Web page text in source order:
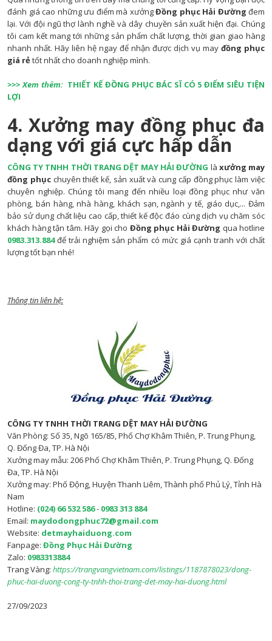
đánh giá cao những ưu điểm mà xưởngĐồng phục Hải Đường đem
lại. Với đội ngũ thợ lành nghề và dây chuyền sản xuất hiện đại. Chúng
tôi cam kết mang tới những sản phẩm chất lượng, thời gian giao hàng
nhanh nhất. Hãy liên hệ ngay để nhận được dịch vụ may đồng phục
giá rẻtốt nhất cho doanh nghiệp mình.
>>> Xem thêm: THIẾT KẾ ĐỒNG PHỤC BÁC SĨ CÓ 5 ĐIỂM SIÊU TIỆN
LỢI
4. Xưởng may đồng phục đa
dạng với giá cực hấp dẫn
CÔNG TY TNHH THỜI TRANG DỆT MAY HẢI ĐƯỜNG là xưởng may
đồng phục chuyên thiết kế, sản xuất và cung cấp đồng phục làm việc
chuyên nghiệp. Chúng tôi mang đến nhiều loại đồng phục như văn
phòng, bán hàng, nhà hàng, khách sạn, ngành y tế, giáo dục,... Đảm
bảo sử dụng chất liệu cao cấp, thiết kế độc đáo cùng dịch vụ chăm sóc
khách hàng tận tâm. Hãy gọi cho Đồng phục Hải Đường qua hotline
0983.313.884để trải nghiệm sản phẩm có mức giá cạnh tranh với chất
lượng tốt bạn nhé!
Thông tin liên hệ:
CÔNG TY TNHH THỜI TRANG DỆT MAY HẢI ĐƯỜNG
Văn Phòng: Số 35, Ngõ 165/85, Phố Chợ Khâm Thiên, P. Trung Phụng,
Q. Đống Đa, TP. Hà Nội
Xưởng may mẫu: 206 Phố Chợ Khâm Thiên, P. Trung Phụng, Q. Đống
Đa, TP. Hà Nội
Xưởng may: Phố Động, Huyện Thanh Liêm, Thành phố Phủ Lý, Tỉnh Hà
Nam
Hotline: (024) 66 532 586- 0983 313 884
Email: maydodongphuc72@gmail.com
Website: detmayhaiduong.com
Fanpage: Đồng Phục Hải Đường
Zalo: 0983313884
Trang Vàng: https://trangvangvietnam.com/listings/1187878023/dong-
phuc-hai-duong-cong-ty-tnhh-thoi-trang-det-may-hai-duong.html
27/09/2023